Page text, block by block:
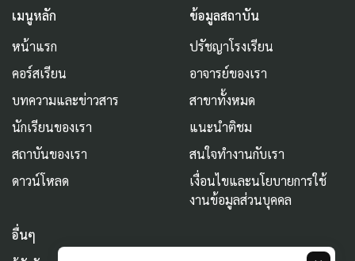
เมนูหลัก
หน้าแรก
คอร์สเรียน
บทความและข่าวสาร
นักเรียนของเรา
สถาบันของเรา
ดาวน์โหลด
ข้อมูลสถาบัน
ปรัชญาโรงเรียน
อาจารย์ของเรา
สาขาทั้งหมด
แนะนำติชม
สนใจทำงานกับเรา
เงื่อนไขและนโยบายการใช้
งานข้อมูลส่วนบุคคล
อื่นๆ